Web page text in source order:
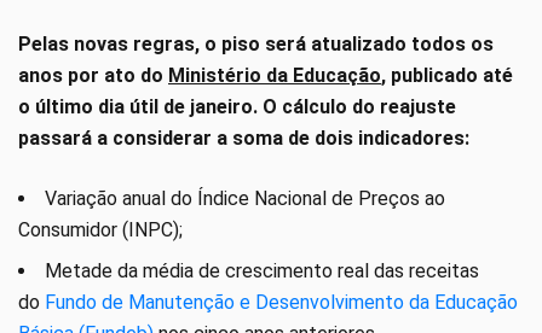
Pelas novas regras, o piso será atualizado todos os
anos por ato do Ministério da Educação, publicado até
o último dia útil de janeiro. O cálculo do reajuste
passará a considerar a soma de dois indicadores:
Variação anual do Índice Nacional de Preços ao
Consumidor (INPC);
Metade da média de crescimento real das receitas
do Fundo de Manutenção e Desenvolvimento da Educação